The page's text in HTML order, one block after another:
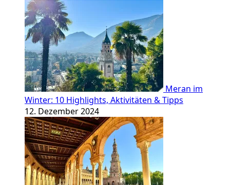
Meran im
Winter: 10 Highlights, Aktivitäten & Tipps
12. Dezember 2024